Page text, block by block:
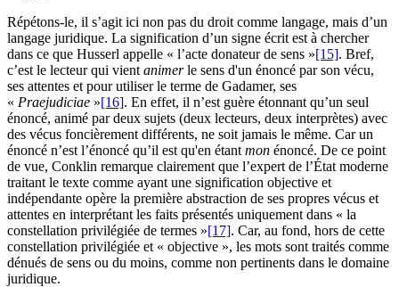
Répétons-le, il s’agit ici non pas du droit comme langage, mais d’un
langage juridique. La signification d’un signe écrit est à chercher
dans ce que Husserl appelle « l’acte donateur de sens »[15]. Bref,
c’est le lecteur qui vient animerle sens d'un énoncé par son vécu,
ses attentes et pour utiliser le terme de Gadamer, ses
« Praejudiciae »[16]. En effet, il n’est guère étonnant qu’un seul
énoncé, animé par deux sujets (deux lecteurs, deux interprètes) avec
des vécus foncièrement différents, ne soit jamais le même. Car un
énoncé n’est l’énoncé qu’il est qu'en étant mon énoncé. De ce point
de vue, Conklin remarque clairement que l’expert de l’État moderne
traitant le texte comme ayant une signification objective et
indépendante opère la première abstraction de ses propres vécus et
attentes en interprétant les faits présentés uniquement dans « la
constellation privilégiée de termes »[17]. Car, au fond, hors de cette
constellation privilégiée et « objective », les mots sont traités comme
dénués de sens ou du moins, comme non pertinents dans le domaine
juridique.